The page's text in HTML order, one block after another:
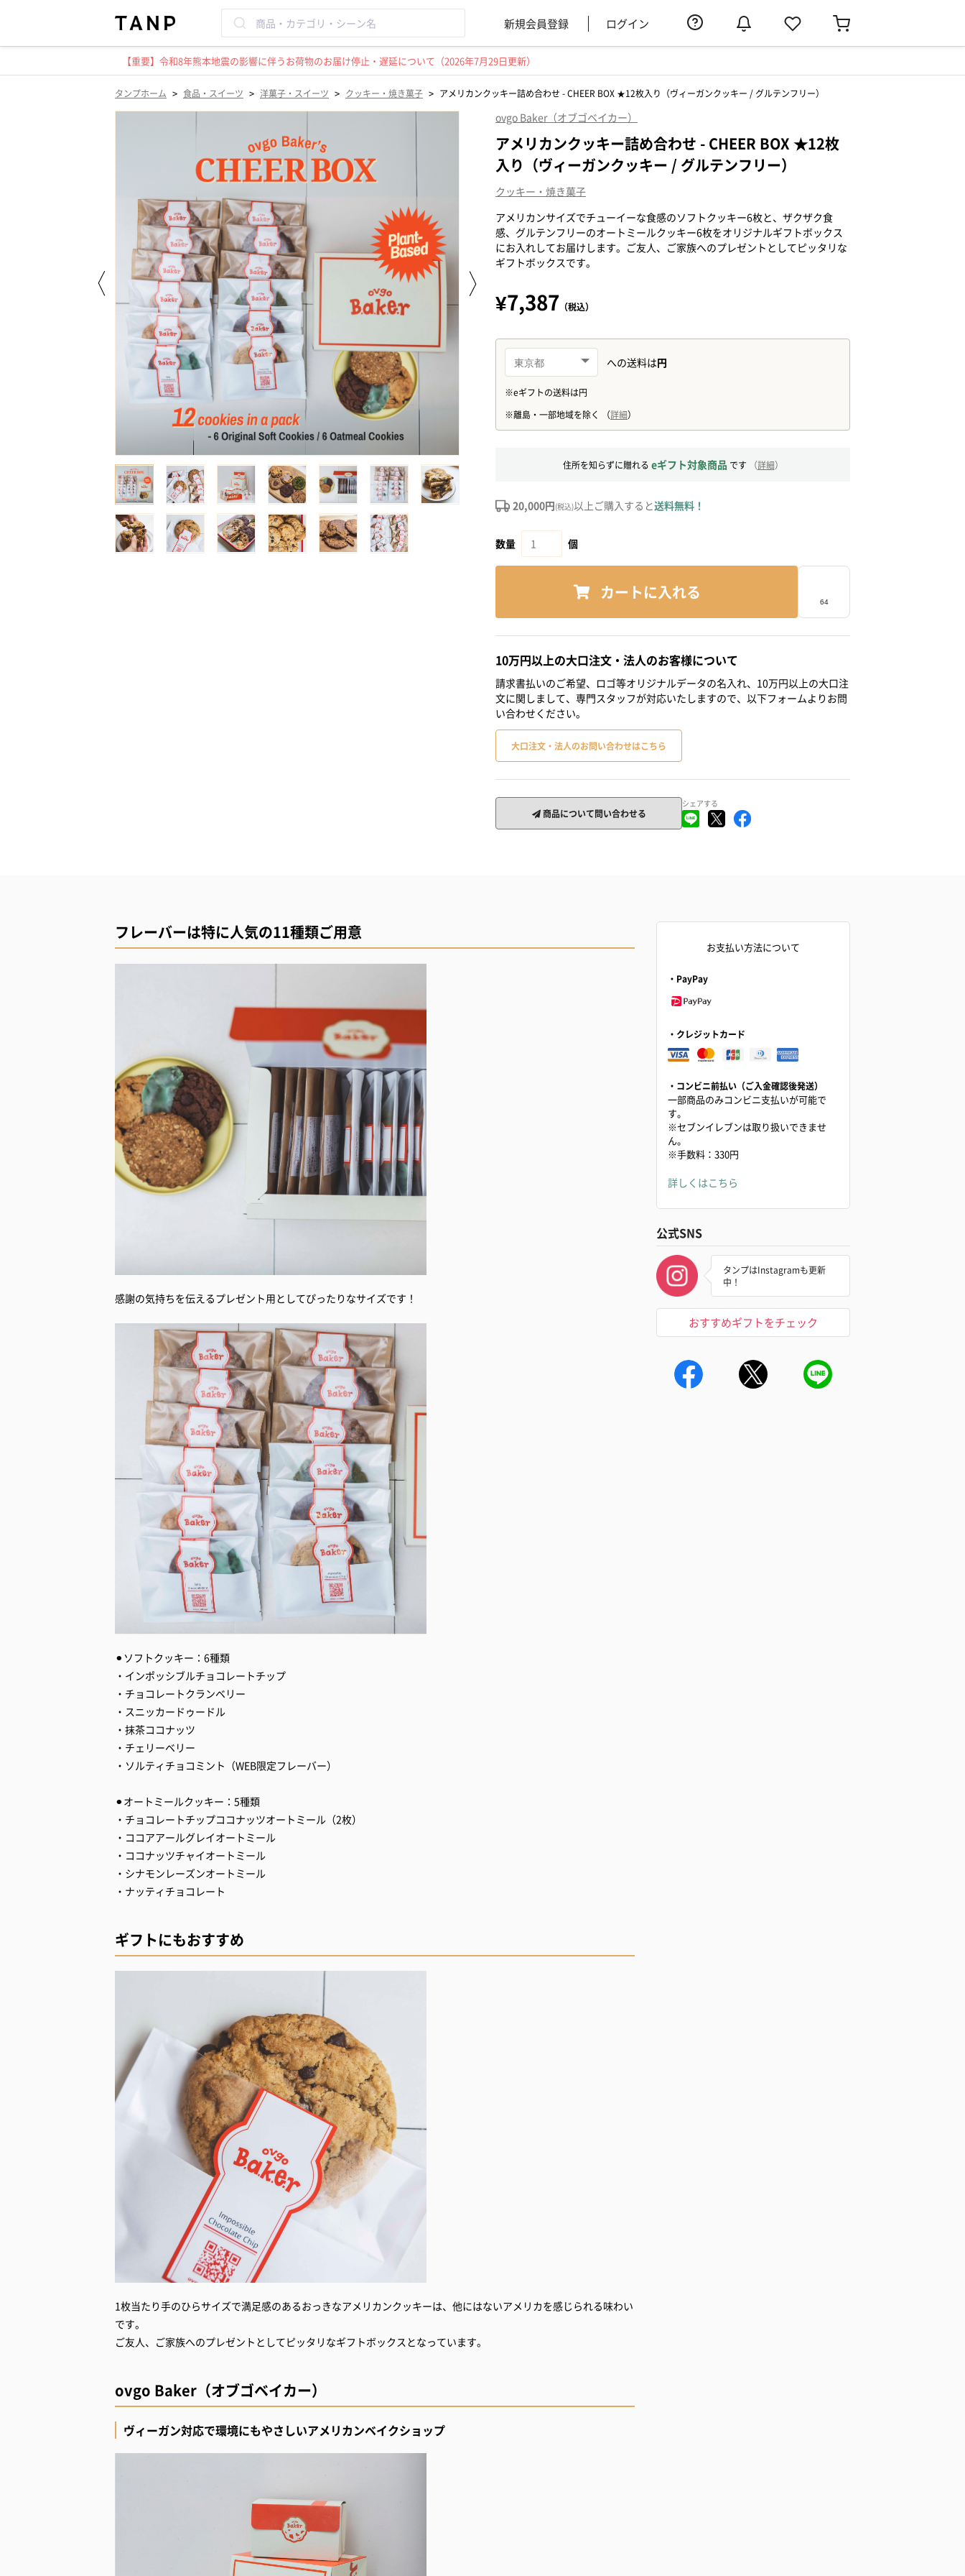
新規会員登録 ログイン
【重要】令和8年熊本地震の影響に伴うお荷物のお届け停止・遅延について（2026年7月29日更新）
タンプホーム > 食品・スイーツ > 洋菓子・スイーツ > クッキー・焼き菓子 > アメリカンクッキー詰め合わせ - CHEER BOX ★12枚入り（ヴィーガンクッキー / グルテンフリー）
ovgo Baker（オブゴベイカー）
アメリカンクッキー詰め合わせ - CHEER BOX ★12枚
入り（ヴィーガンクッキー / グルテンフリー）
クッキー・焼き菓子
アメリカンサイズでチューイーな食感のソフトクッキー6枚と、ザクザク食
感、グルテンフリーのオートミールクッキー6枚をオリジナルギフトボックス
にお入れしてお届けします。ご友人、ご家族へのプレゼントとしてピッタリな
ギフトボックスです。
¥7,387 （税込）
住所を知らずに贈れる eギフト対象商品 です （詳細）
20,000円(税込)以上ご購入すると送料無料！
数量 個
カートに入れる
10万円以上の大口注文・法人のお客様について
請求書払いのご希望、ロゴ等オリジナルデータの名入れ、10万円以上の大口注
文に関しまして、専門スタッフが対応いたしますので、以下フォームよりお問
い合わせください。
大口注文・法人のお問い合わせはこちら
商品について問い合わせる
シェアする
フレーバーは特に人気の11種類ご用意
感謝の気持ちを伝えるプレゼント用としてぴったりなサイズです！
⚫︎ソフトクッキー：6種類
・インポッシブルチョコレートチップ
・チョコレートクランベリー
・スニッカードゥードル
・抹茶ココナッツ
・チェリーベリー
・ソルティチョコミント（WEB限定フレーバー）
⚫︎オートミールクッキー：5種類
・チョコレートチップココナッツオートミール（2枚）
・ココアアールグレイオートミール
・ココナッツチャイオートミール
・シナモンレーズンオートミール
・ナッティチョコレート
ギフトにもおすすめ
1枚当たり手のひらサイズで満足感のあるおっきなアメリカンクッキーは、他にはないアメリカを感じられる味わい
です。
ご友人、ご家族へのプレゼントとしてピッタリなギフトボックスとなっています。
ovgo Baker（オブゴベイカー）
ヴィーガン対応で環境にもやさしいアメリカンベイクショップ
お支払い方法について
・PayPay
・クレジットカード
・コンビニ前払い（ご入金確認後発送）
一部商品のみコンビニ支払いが可能で
す。
※セブンイレブンは取り扱いできませ
ん。
※手数料：330円
詳しくはこちら
公式SNS
タンプはInstagramも更新
中！
おすすめギフトをチェック